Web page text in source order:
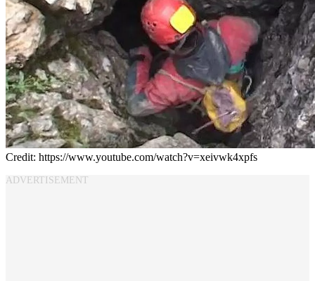
Credit: https://www.youtube.com/watch?v=xeivwk4xpfs